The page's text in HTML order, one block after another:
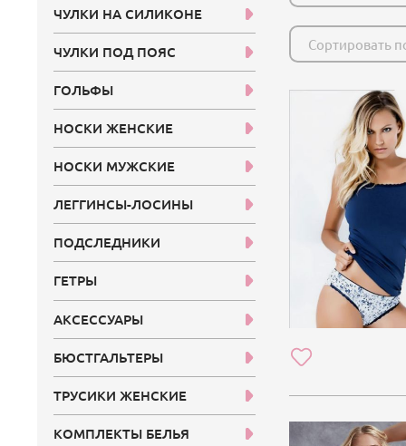
Сортировать
ЧУЛКИ НА СИЛИКОНЕ
ЧУЛКИ ПОД ПОЯС
ГОЛЬФЫ
НОСКИ ЖЕНСКИЕ
НОСКИ МУЖСКИЕ
ЛЕГГИНСЫ-ЛОСИНЫ
ПОДСЛЕДНИКИ
ГЕТРЫ
АКСЕССУАРЫ
БЮСТГАЛЬТЕРЫ
ТРУСИКИ ЖЕНСКИЕ
КОМПЛЕКТЫ БЕЛЬЯ